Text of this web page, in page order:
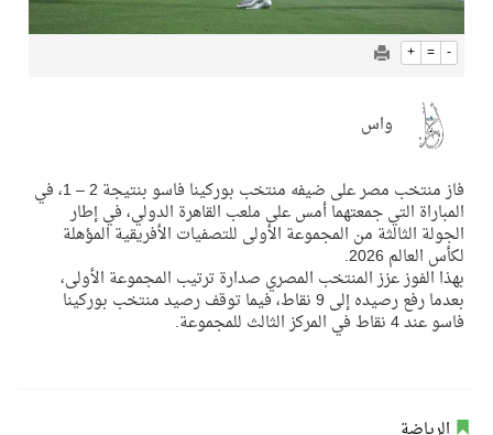
+ = -
واس
فاز منتخب مصر على ضيفه منتخب بوركينا فاسو بنتيجة 2 – 1، في
المباراة التي جمعتهما أمس على ملعب القاهرة الدولي، في إطار
الجولة الثالثة من المجموعة الأولى للتصفيات الأفريقية المؤهلة
لكأس العالم 2026.
بهذا الفوز عزز المنتخب المصري صدارة ترتيب المجموعة الأولى،
بعدما رفع رصيده إلى 9 نقاط، فيما توقف رصيد منتخب بوركينا
فاسو عند 4 نقاط في المركز الثالث للمجموعة.